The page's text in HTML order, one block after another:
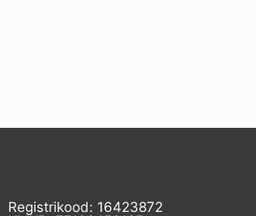
Registrikood: 16423872